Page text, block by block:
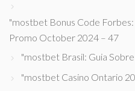
"mostbet Bonus Code
Promo October 2024 – 47
"mostbet Brasil: Guia
"mostbet Casino Ontario